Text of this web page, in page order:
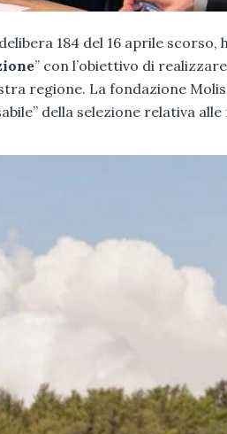
184 del 16 aprile
” con l’obiettivo di
regione. La fondazione
della selezione relativa